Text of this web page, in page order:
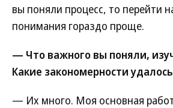
вы поняли процесс, то перейти
понимания гораздо проще.
— Что важного вы поняли,
Какие закономерности
— Их много. Моя основная